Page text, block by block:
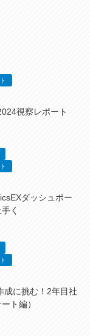
視察レポート
ダッシュボー
く
成に挑む！2年目社
ト編）